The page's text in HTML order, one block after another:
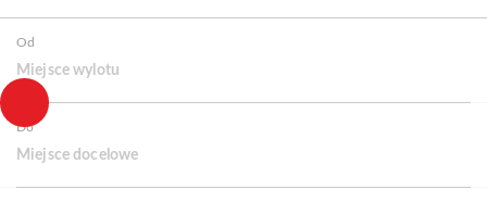
Od
Miejsce wylotu
Do
Miejsce docelowe